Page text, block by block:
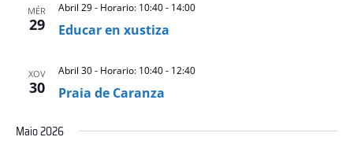
MÉR
29 Educar en xustiza
Abril 29 - Horario: 10:40- 14:00
XOV
30 Praia de Caranza
Abril 30 - Horario: 10:40- 12:40
Maio 2026